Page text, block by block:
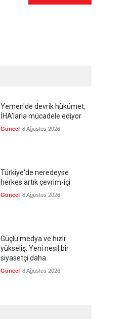
Yemen'de devrik hükümet,
İHA'larla mücadele ediyor
Güncel 8 Ağustos 2026
Türkiye'de neredeyse
herkes artık çevrim-içi
Güncel 8 Ağustos 2026
Güçlü medya ve hızlı
yükseliş: Yeni nesil bir
siyasetçi daha
Güncel 8 Ağustos 2026